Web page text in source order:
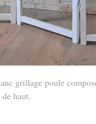
grillage poule
haut.